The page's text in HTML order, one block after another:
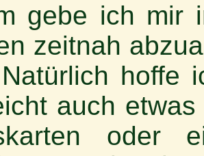
gebe ich mir
zeitnah
hoffe
auch
oder